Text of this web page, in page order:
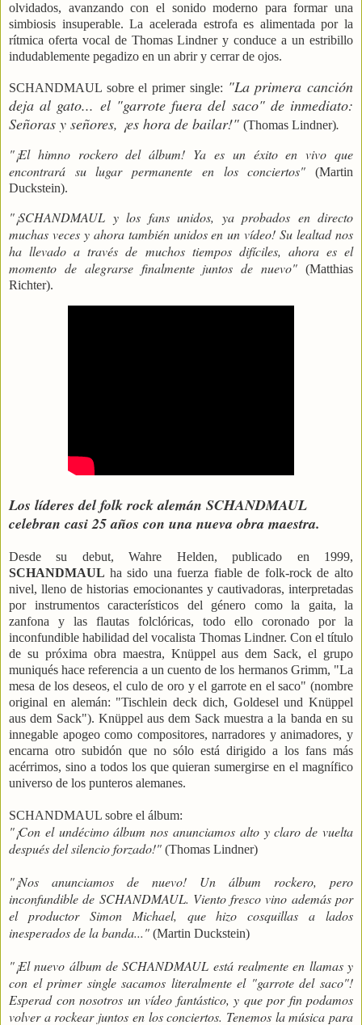
olvidados, avanzando con el sonido moderno para formar una
simbiosis insuperable. La acelerada estrofa es alimentada por la
rítmica oferta vocal de Thomas Lindner y conduce a un estribillo
indudablemente pegadizo en un abrir y cerrar de ojos.
SCHANDMAUL sobre el primer single: "La primera canción
deja al gato... el "garrote fuera del saco" de inmediato:
Señoras y señores, ¡es hora de bailar!" (Thomas Lindner).
"¡El himno rockero del álbum! Ya es un éxito en vivo que
encontrará su lugar permanente en los conciertos" (Martin
Duckstein).
"¡SCHANDMAUL y los fans unidos, ya probados en directo
muchas veces y ahora también unidos en un vídeo! Su lealtad nos
ha llevado a través de muchos tiempos difíciles, ahora es el
momento de alegrarse finalmente juntos de nuevo" (Matthias
Richter).
Los líderes del folk rock alemán SCHANDMAUL
celebran casi 25 años con una nueva obra maestra.
Desde su debut, Wahre Helden, publicado en 1999,
SCHANDMAUL ha sido una fuerza fiable de folk-rock de alto
nivel, lleno de historias emocionantes y cautivadoras, interpretadas
por instrumentos característicos del género como la gaita, la
zanfona y las flautas folclóricas, todo ello coronado por la
inconfundible habilidad del vocalista Thomas Lindner. Con el título
de su próxima obra maestra, Knüppel aus dem Sack, el grupo
muniqués hace referencia a un cuento de los hermanos Grimm, "La
mesa de los deseos, el culo de oro y el garrote en el saco" (nombre
original en alemán: "Tischlein deck dich, Goldesel und Knüppel
aus dem Sack"). Knüppel aus dem Sack muestra a la banda en su
innegable apogeo como compositores, narradores y animadores, y
encarna otro subidón que no sólo está dirigido a los fans más
acérrimos, sino a todos los que quieran sumergirse en el magnífico
universo de los punteros alemanes.
SCHANDMAUL sobre el álbum:
"¡Con el undécimo álbum nos anunciamos alto y claro de vuelta
después del silencio forzado!" (Thomas Lindner)
"¡Nos anunciamos de nuevo! Un álbum rockero, pero
inconfundible de SCHANDMAUL. Viento fresco vino además por
el productor Simon Michael, que hizo cosquillas a lados
inesperados de la banda..." (Martin Duckstein)
"¡El nuevo álbum de SCHANDMAUL está realmente en llamas y
con el primer single sacamos literalmente el "garrote del saco"!
Esperad con nosotros un vídeo fantástico, y que por fin podamos
volver a rockear juntos en los conciertos. Tenemos la música para